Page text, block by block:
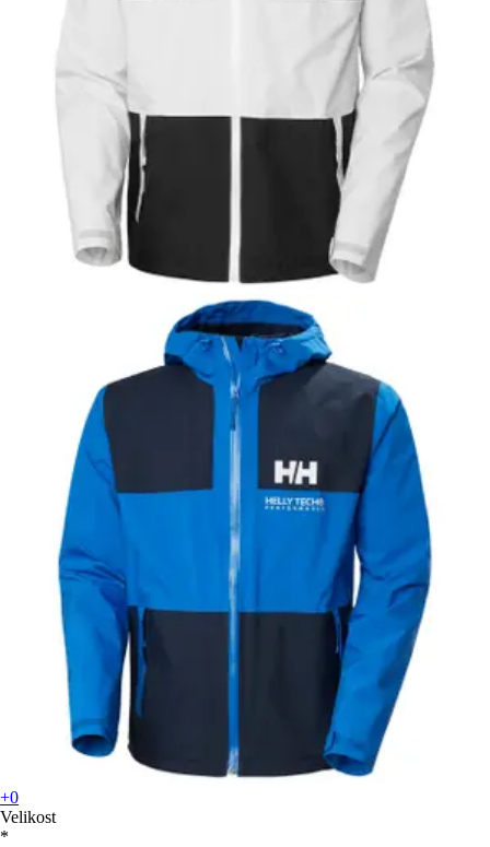
+0
Velikost
*